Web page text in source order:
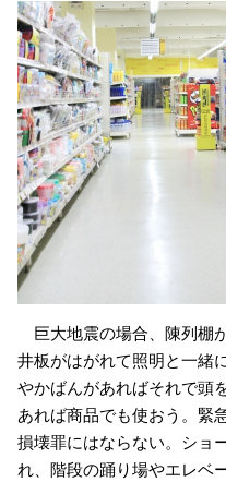
巨大地震の場合、陳列棚
井板がはがれて照明と一緒
やかばんがあればそれで頭
あれば商品でも使おう。緊
損壊罪にはならない。ショ
れ、階段の踊り場やエレベ